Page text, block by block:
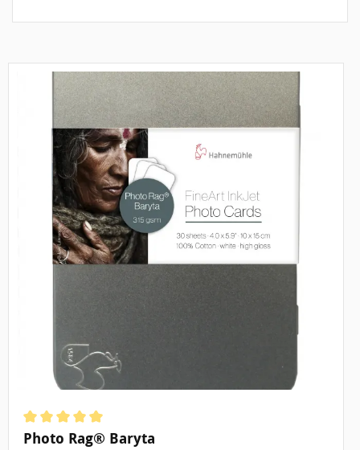
Durchschnittliche Bewertung von 5 von 5 Sternen
Photo Rag® Baryta